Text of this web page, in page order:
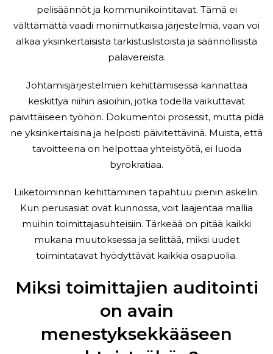
pelisäännöt ja kommunikointitavat. Tämä ei
välttämättä vaadi monimutkaisia järjestelmiä, vaan voi
alkaa yksinkertaisista tarkistuslistoista ja säännöllisistä
palavereista.
Johtamisjärjestelmien kehittämisessä kannattaa
keskittyä niihin asioihin, jotka todella vaikuttavat
päivittäiseen työhön. Dokumentoi prosessit, mutta pidä
ne yksinkertaisina ja helposti päivitettävinä. Muista, että
tavoitteena on helpottaa yhteistyötä, ei luoda
byrokratiaa.
Liiketoiminnan kehittäminen tapahtuu pienin askelin.
Kun perusasiat ovat kunnossa, voit laajentaa mallia
muihin toimittajasuhteisiin. Tärkeää on pitää kaikki
mukana muutoksessa ja selittää, miksi uudet
toimintatavat hyödyttävät kaikkia osapuolia.
Miksi toimittajien auditointi
on avain
menestyksekkääseen